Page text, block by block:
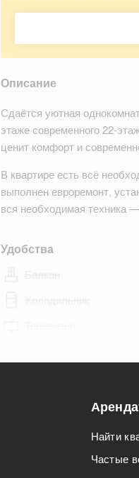
Описание
Сдаётся уютная
этаже современного 22-
ценит комфорт и
В квартире есть всё
выполнен евроремонт,
вся необходимая техника
Удобства
Найти
Частые